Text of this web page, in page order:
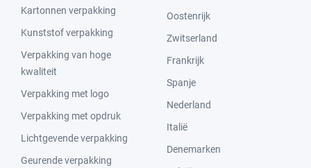
Kartonnen verpakking
Kunststof verpakking
Verpakking van hoge
kwaliteit
Verpakking met logo
Verpakking met opdruk
Lichtgevende verpakking
Geurende verpakking
Oostenrijk
Zwitserland
Frankrijk
Spanje
Nederland
Italië
Denemarken